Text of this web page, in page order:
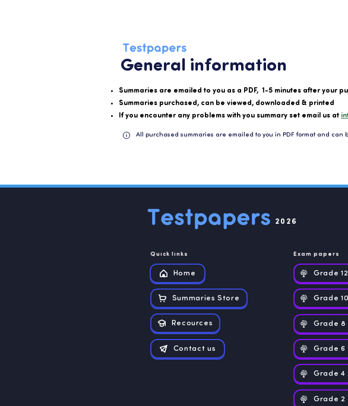
General information
Summaries are emailed to you as a PDF, 1-5 minutes after your
Summaries purchased, can be viewed, downloaded & printed
If you encounter any problems with you summary set email us at
All purchased summaries are emailed to you in PDF format and can
2026
Quick links
Home
Summaries Store
Recources
Contact us
Exam papers
Grade 12
Grade 10
Grade 8
Grade 6
Grade 4
Grade 2